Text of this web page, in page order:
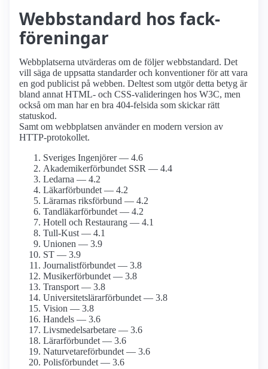
Webbstandard hos fack­
föreningar
Webbplatserna utvärderas om de följer webbstandard. Det
vill säga de uppsatta standarder och konventioner för att vara
en god publicist på webben. Deltest som utgör detta betyg är
bland annat HTML- och CSS-valideringen hos W3C, men
också om man har en bra 404-felsida som skickar rätt
statuskod.
Samt om webbplatsen använder en modern version av
HTTP-protokollet.
Sveriges Ingenjörer — 4.6
Akademiker­förbundet SSR — 4.4
Ledarna — 4.2
Läkarförbundet — 4.2
Lärarnas riksförbund — 4.2
Tandläkar­förbundet — 4.2
Hotell och Restaurang — 4.1
Tull-Kust — 4.1
Unionen — 3.9
ST — 3.9
Journalist­förbundet — 3.8
Musiker­förbundet — 3.8
Transport — 3.8
Universitetslärar­förbundet — 3.8
Vision — 3.8
Handels — 3.6
Livsmedels­arbetare — 3.6
Lärarförbundet — 3.6
Naturvetare­förbundet — 3.6
Polisförbundet — 3.6